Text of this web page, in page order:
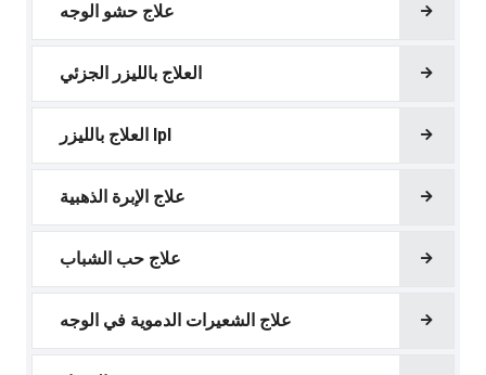
علاج حشو الوجه
العلاج بالليزر الجزئي
العلاج بالليزر Ipl
علاج الإبرة الذهبية
علاج حب الشباب
علاج الشعيرات الدموية في الوجه